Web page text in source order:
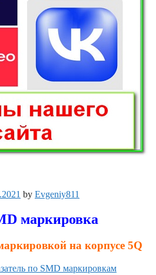
by Evgeniy811
маркировка
на корпусе 5Q
по SMD маркировкам